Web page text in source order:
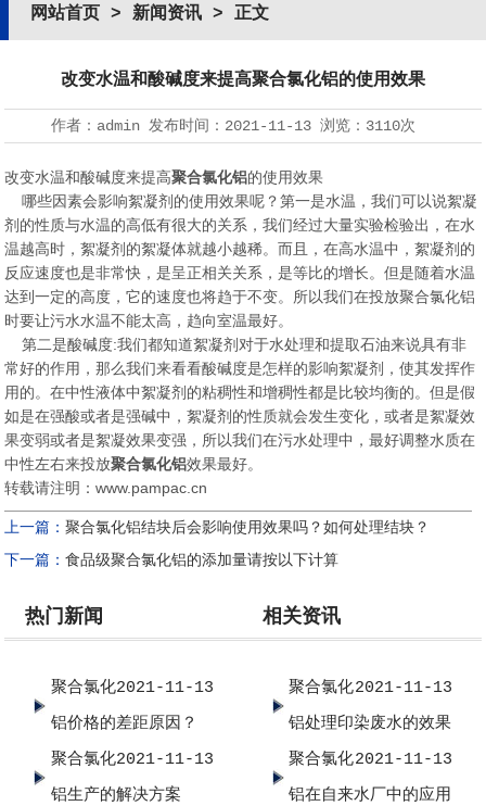
网站首页 > 新闻资讯 > 正文
改变水温和酸碱度来提高聚合氯化铝的使用效果
作者： admin发布时间： 2021-11-13 浏览： 3110次
改变水温和酸碱度来提高聚合氯化铝的使用效果
哪些因素会影响絮凝剂的使用效果呢？第一是水温，我们可以说絮凝
剂的性质与水温的高低有很大的关系，我们经过大量实验检验出，在水
温越高时，絮凝剂的絮凝体就越小越稀。而且，在高水温中，絮凝剂的
反应速度也是非常快，是呈正相关关系，是等比的增长。但是随着水温
达到一定的高度，它的速度也将趋于不变。所以我们在投放聚合氯化铝
时要让污水水温不能太高，趋向室温最好。
第二是酸碱度:我们都知道絮凝剂对于水处理和提取石油来说具有非
常好的作用，那么我们来看看酸碱度是怎样的影响絮凝剂，使其发挥作
用的。在中性液体中絮凝剂的粘稠性和增稠性都是比较均衡的。但是假
如是在强酸或者是强碱中，絮凝剂的性质就会发生变化，或者是絮凝效
果变弱或者是絮凝效果变强，所以我们在污水处理中，最好调整水质在
中性左右来投放聚合氯化铝效果最好。
转载请注明：www.pampac.cn
上一篇：聚合氯化铝结块后会影响使用效果吗？如何处理结块？
下一篇：食品级聚合氯化铝的添加量请按以下计算
热门新闻
2021-11-13
聚合氯化
铝价格的差距原因？
2021-11-13
聚合氯化
铝生产的解决方案
相关资讯
2021-11-13
聚合氯化
铝处理印染废水的效果
2021-11-13
聚合氯化
铝在自来水厂中的应用